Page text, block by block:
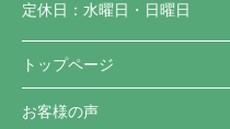
定休日： 水曜日・日曜日
トップページ
お客様の声